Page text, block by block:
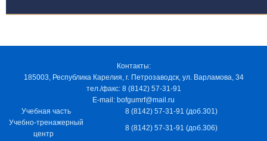
Контакты:
185003, Республика Карелия, г. Петрозаводск, ул. Варламова, 34
тел./факс: 8 (8142) 57-31-91
E-mail: bofgumrf@mail.ru
Учебная часть
8 (8142) 57-31-91 (доб.301)
Учебно-тренажерный
центр
8 (8142) 57-31-91 (доб.306)